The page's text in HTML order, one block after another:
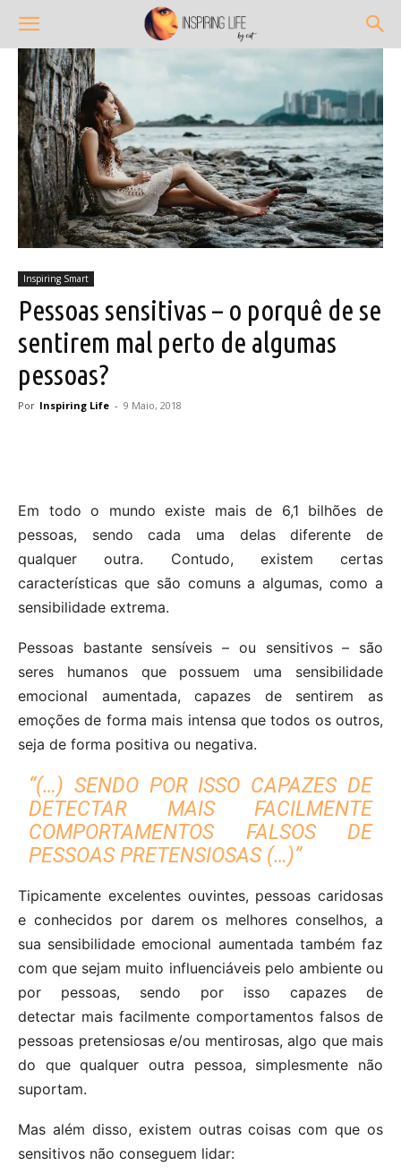
Inspiring Smart
Pessoas sensitivas – o porquê de se
sentirem mal perto de algumas
pessoas?
Por Inspiring Life - 9 Maio, 2018
Em todo o mundo existe mais de 6,1 bilhões de
pessoas, sendo cada uma delas diferente de
qualquer outra. Contudo, existem certas
características que são comuns a algumas, como a
sensibilidade extrema.
Pessoas bastante sensíveis – ou sensitivos – são
seres humanos que possuem uma sensibilidade
emocional aumentada, capazes de sentirem as
emoções de forma mais intensa que todos os outros,
seja de forma positiva ou negativa.
“(…) SENDO POR ISSO CAPAZES DE
DETECTAR MAIS FACILMENTE
COMPORTAMENTOS FALSOS DE
PESSOAS PRETENSIOSAS (…)”
Tipicamente excelentes ouvintes, pessoas caridosas
e conhecidos por darem os melhores conselhos, a
sua sensibilidade emocional aumentada também faz
com que sejam muito influenciáveis pelo ambiente ou
por pessoas, sendo por isso capazes de
detectar mais facilmente comportamentos falsos de
pessoas pretensiosas e/ou mentirosas, algo que mais
do que qualquer outra pessoa, simplesmente não
suportam.
Mas além disso, existem outras coisas com que os
sensitivos não conseguem lidar: